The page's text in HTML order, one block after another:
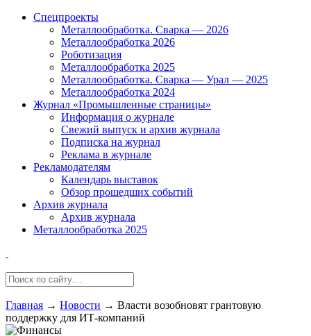
Спецпроекты
Металлообработка. Сварка — 2026
Металлообработка 2026
Роботизация
Металлообработка 2025
Металлообработка. Сварка — Урал — 2025
Металлообработка 2024
Журнал «Промышленные страницы»
Информация о журнале
Свежий выпуск и архив журнала
Подписка на журнал
Реклама в журнале
Рекламодателям
Календарь выставок
Обзор прошедших событий
Архив журнала
Архив журнала
Металлообработка 2025
Главная → Новости → Власти возобновят грантовую
поддержку для ИТ-компаний